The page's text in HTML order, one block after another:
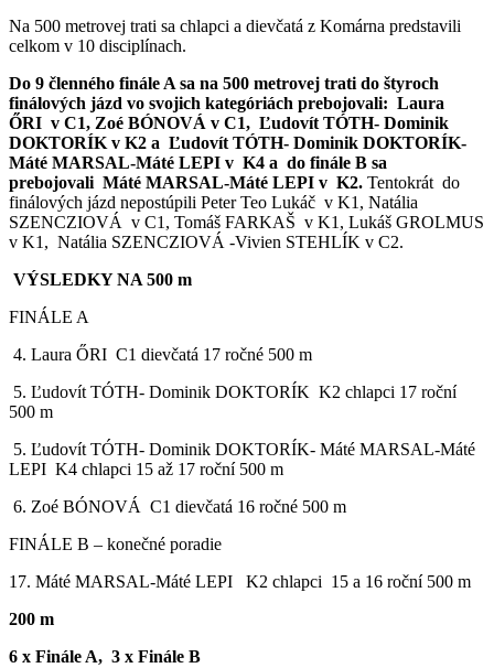
Na 500 metrovej trati sa chlapci a dievčatá z Komárna predstavili
celkom v 10 disciplínach.
Do 9 členného finále A sa na 500 metrovej trati do štyroch
finálových jázd vo svojich kategóriách prebojovali: Laura
ŐRI v C1, Zoé BÓNOVÁ v C1, Ľudovít TÓTH- Dominik
DOKTORÍK v K2 a Ľudovít TÓTH- Dominik DOKTORÍK-
Máté MARSAL-Máté LEPI v K4 a do finále B sa
prebojovali Máté MARSAL-Máté LEPI v K2. Tentokrát do
finálových jázd nepostúpili Peter Teo Lukáč v K1, Natália
SZENCZIOVÁ v C1, Tomáš FARKAŠ v K1, Lukáš GROLMUS
v K1, Natália SZENCZIOVÁ -Vivien STEHLÍK v C2.
VÝSLEDKY NA 500 m
FINÁLE A
4. Laura ŐRI C1 dievčatá 17 ročné 500 m
5. Ľudovít TÓTH- Dominik DOKTORÍK K2 chlapci 17 roční
500 m
5. Ľudovít TÓTH- Dominik DOKTORÍK- Máté MARSAL-Máté
LEPI K4 chlapci 15 až 17 roční 500 m
6. Zoé BÓNOVÁ C1 dievčatá 16 ročné 500 m
FINÁLE B – konečné poradie
17. Máté MARSAL-Máté LEPI K2 chlapci 15 a 16 roční 500 m
200 m
6 x Finále A, 3 x Finále B